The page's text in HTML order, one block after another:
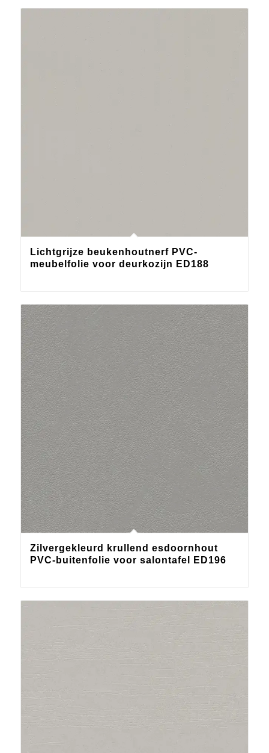
Lichtgrijze beukenhoutnerf PVC-
meubelfolie voor deurkozijn ED188
Zilvergekleurd krullend esdoornhout
PVC-buitenfolie voor salontafel ED196